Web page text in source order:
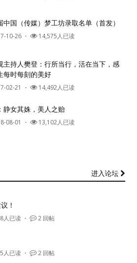
中国（传媒）梦工坊录取名单（首发）
10-26 ・ 14,575人已读
主持人樊登：行所当行，活在当下，感
每时每刻的美好
02-21 ・ 14,492人已读
静女其姝，美人之贻
08-01 ・ 13,102人已读
进入论坛
！
已读 ・ 2 回帖
已读 ・ 2 回帖